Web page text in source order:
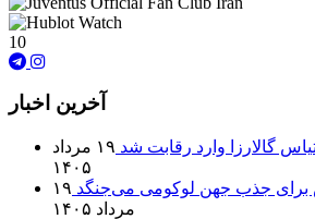
10
آخرین اخبار
گالارزا وارد رقابت شد
۱۹ مرداد
۱۴۰۵
برای جذب جهن لوکومی می‌جنگد ۱۹
مرداد ۱۴۰۵